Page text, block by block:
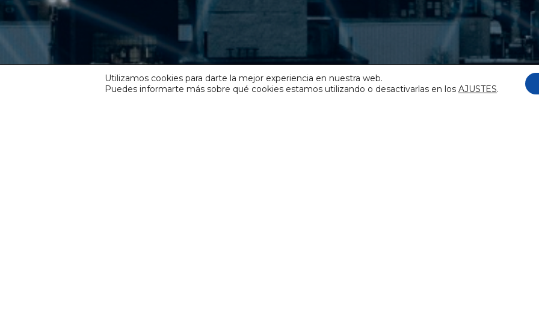
Utilizamos cookies para darte la mejor experiencia en nuestra web.
Puedes informarte más sobre qué cookies estamos utilizando o desactivarlas en los AJUSTES.